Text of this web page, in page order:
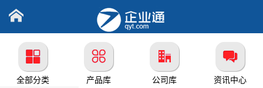
全部分类 产品库 公司库 资讯中心